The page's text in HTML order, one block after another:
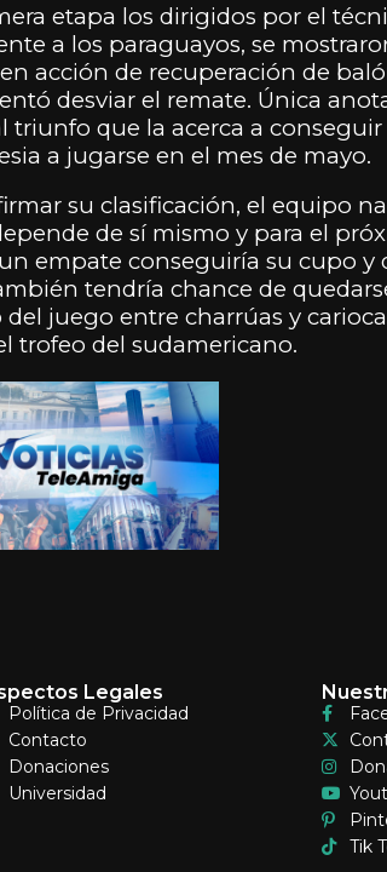
etapa los dirigidos por el
a los paraguayos, se
acción de recuperación de
desviar el remate. Única
triunfo que la acerca a
a jugarse en el mes de mayo.
su clasificación, el equipo
de sí mismo y para el
empate conseguiría su cupo y
tendría chance de
del juego entre charrúas y
trofeo del sudamericano.
Legales
Política de Privacidad
Contacto
Donaciones
Universidad
Tik